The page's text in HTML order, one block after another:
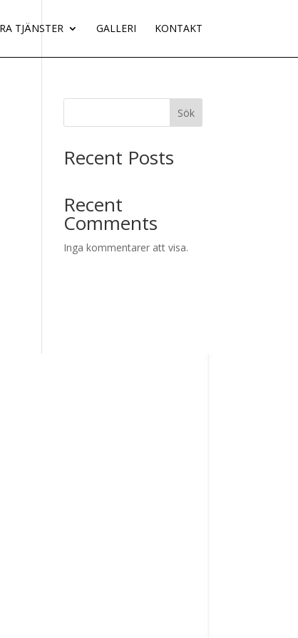
TJÄNSTER GALLERI KONTAKT
Sök
Recent Posts
Recent
Comments
Inga kommentarer att visa.